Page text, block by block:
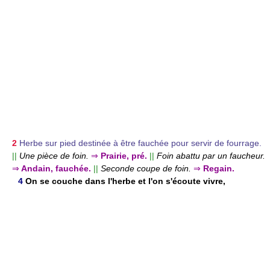
2 Herbe sur pied destinée à être fauchée pour servir de fourrage.
|| Une pièce de foin. ⇒ Prairie, pré. || Foin abattu par un faucheur.
⇒ Andain, fauchée. || Seconde coupe de foin. ⇒ Regain.
4 On se couche dans l'herbe et l'on s'écoute vivre,